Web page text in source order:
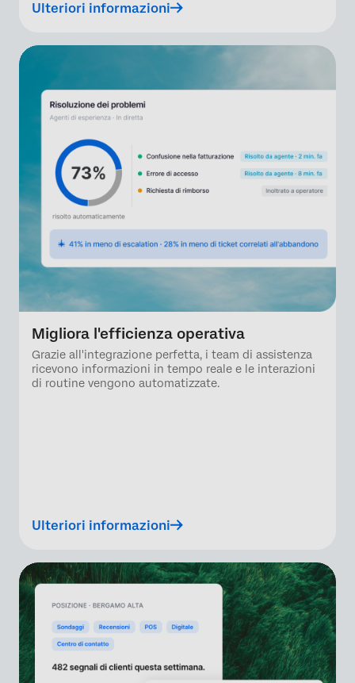
Ulteriori informazioni
Migliora l'efficienza operativa
Grazie all'integrazione perfetta, i team di assistenza
ricevono informazioni in tempo reale e le interazioni
di routine vengono automatizzate.
Ulteriori informazioni